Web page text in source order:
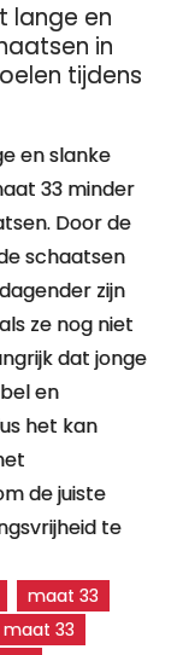
lange en
in
tijdens
en slanke
33 minder
Door de
schaatsen
zijn
ze nog niet
dat jonge
en
het kan
de juiste
te
maat 33
33